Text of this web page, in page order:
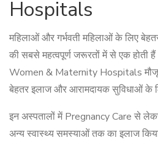
Hospitals
महिलाओं और गर्भवती महिलाओं के लिए
की सबसे महत्वपूर्ण जरूरतों में से एक होती
Women & Maternity Hospitals मौजूद
बेहतर इलाज और आरामदायक सुविधाओं के
इन अस्पतालों में Pregnancy Care से
अन्य स्वास्थ्य समस्याओं तक का इलाज